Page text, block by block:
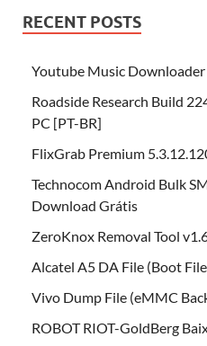
RECENT POSTS
Youtube Music
Roadside Research Build
PC [PT-BR]
FlixGrab Premium
Technocom Android Bulk
Download Grátis
ZeroKnox Removal Tool
Alcatel A5 DA File (Boot
Vivo Dump File (eMMC
ROBOT RIOT-GoldBerg